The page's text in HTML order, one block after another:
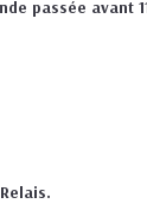
passée avant